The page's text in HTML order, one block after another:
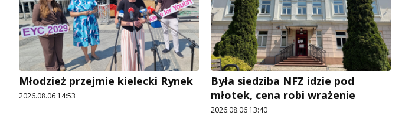
Młodzież przejmie kielecki Rynek
2026.08.06 14:53
Była siedziba NFZ idzie pod
młotek, cena robi wrażenie
2026.08.06 13:40